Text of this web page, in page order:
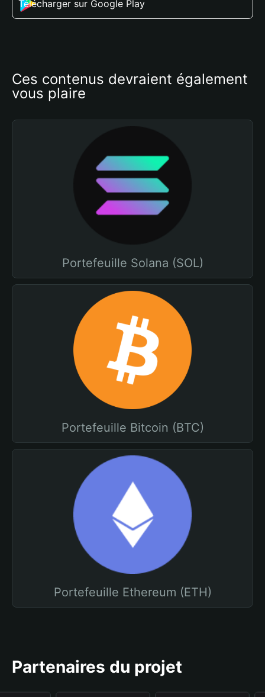
Télécharger sur Google Play
Ces contenus devraient également
vous plaire
Portefeuille Solana (SOL)
Portefeuille Bitcoin (BTC)
Portefeuille Ethereum (ETH)
Partenaires du projet